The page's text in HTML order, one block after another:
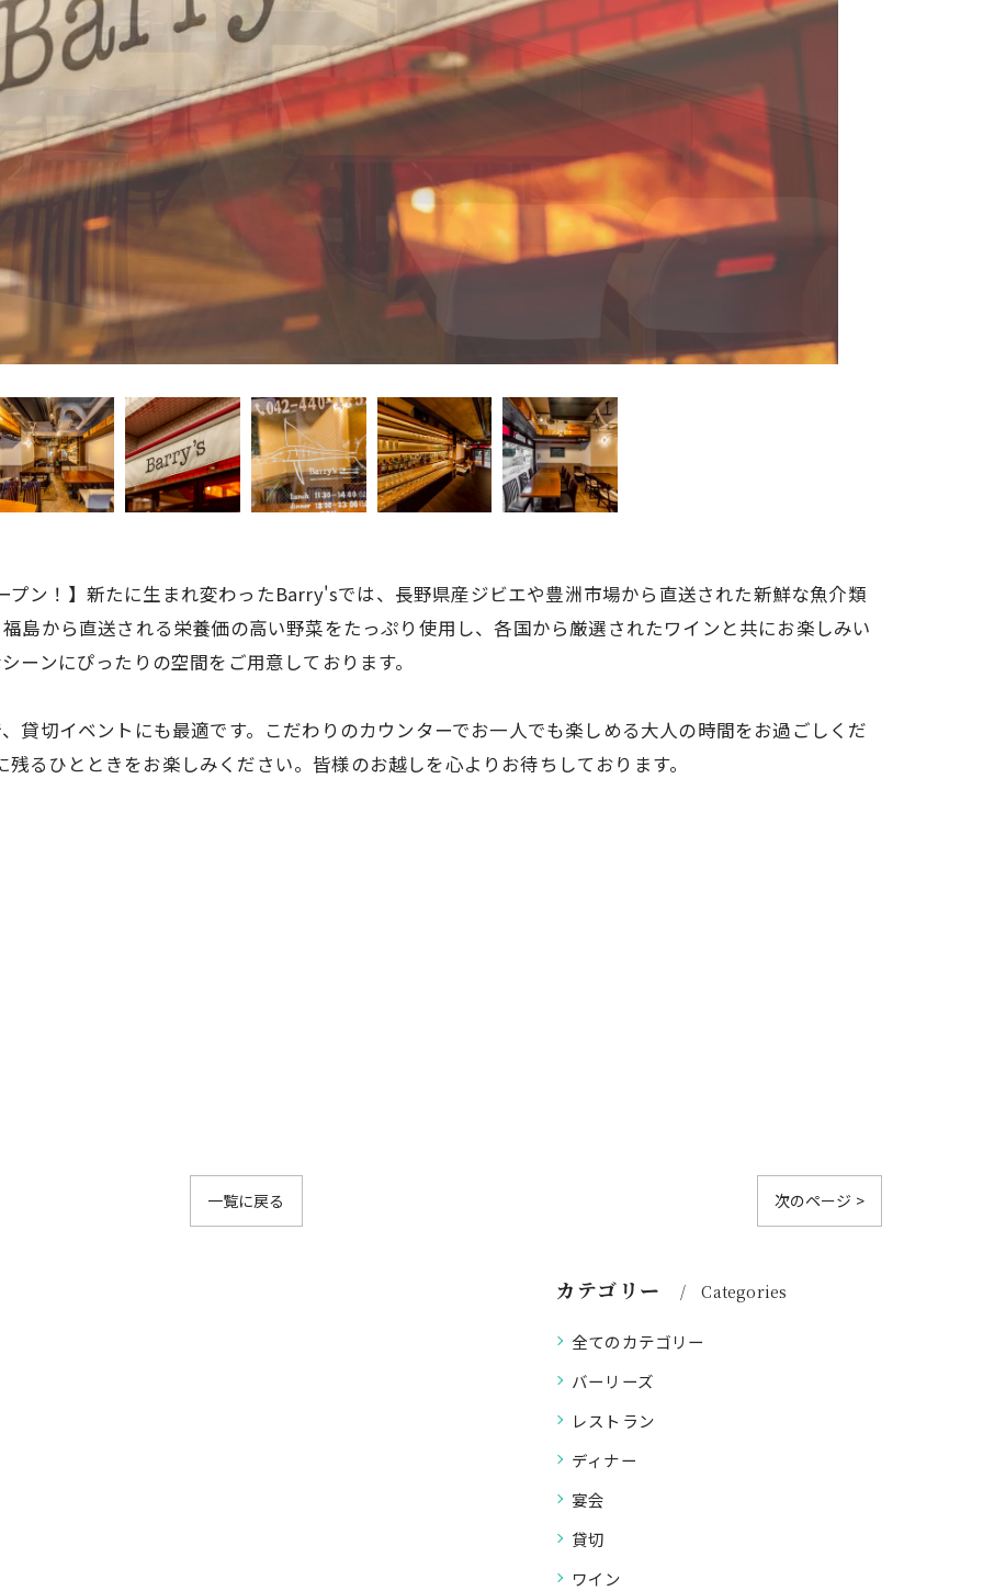
ン！】新たに生まれ変わったBarry'sでは、長野県産ジビエや豊洲市場から直送された新鮮な魚介類
島から直送される栄養価の高い野菜をたっぷり使用し、各国から厳選されたワインと共にお楽しみい
ーンにぴったりの空間をご用意しております。
貸切イベントにも最適です。こだわりのカウンターでお一人でも楽しめる大人の時間をお過ごしくだ
るひとときをお楽しみください。皆様のお越しを心よりお待ちしております。
一覧に戻る 次のページ >
カテゴリー Categories
全てのカテゴリー
バーリーズ
レストラン
ディナー
宴会
貸切
ワイン